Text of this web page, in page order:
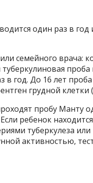
один раз в год
семейного врача:
в год. До 16 лет
грудной клетки
пробу Манту
ребенок
туберкулеза или
активностью,